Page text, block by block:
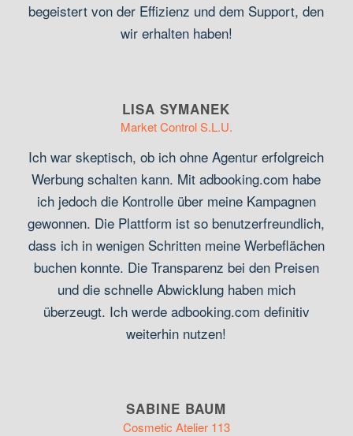
begeistert von der Effizienz und dem Support, den
wir erhalten haben!
LISA SYMANEK
Market Control S.L.U.
Ich war skeptisch, ob ich ohne Agentur erfolgreich
Werbung schalten kann. Mit adbooking.com habe
ich jedoch die Kontrolle über meine Kampagnen
gewonnen. Die Plattform ist so benutzerfreundlich,
dass ich in wenigen Schritten meine Werbeflächen
buchen konnte. Die Transparenz bei den Preisen
und die schnelle Abwicklung haben mich
überzeugt. Ich werde adbooking.com definitiv
weiterhin nutzen!
SABINE BAUM
Cosmetic Atelier 113